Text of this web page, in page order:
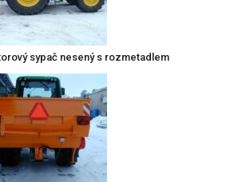
sypač nesený s rozmetadlem